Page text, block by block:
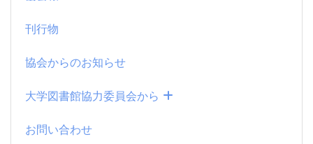
刊行物
協会からのお知らせ
大学図書館協力委員会から
お問い合わせ